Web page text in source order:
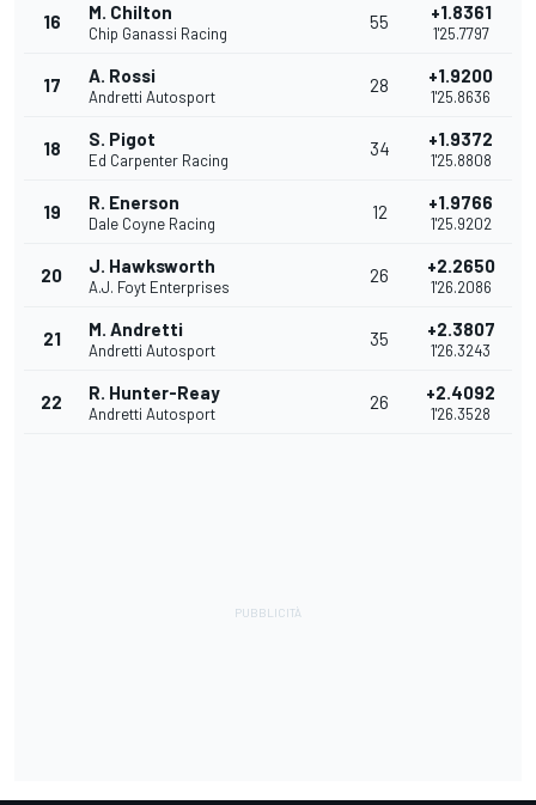
16 M. Chilton
Chip Ganassi Racing
55 +1.8361
1'25.7797
17 A. Rossi
Andretti Autosport
28 +1.9200
1'25.8636
18 S. Pigot
Ed Carpenter Racing
34 +1.9372
1'25.8808
19 R. Enerson
Dale Coyne Racing
12 +1.9766
1'25.9202
20 J. Hawksworth
A.J. Foyt Enterprises
26 +2.2650
1'26.2086
21 M. Andretti
Andretti Autosport
35 +2.3807
1'26.3243
22 R. Hunter-Reay
Andretti Autosport
26 +2.4092
1'26.3528